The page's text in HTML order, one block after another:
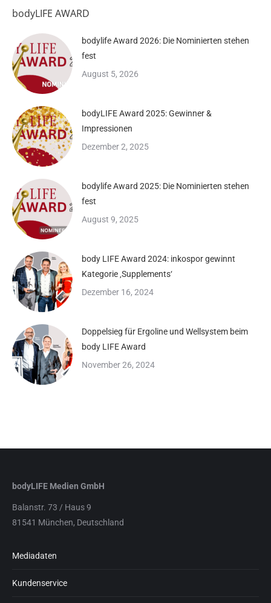
bodyLIFE AWARD
bodylife Award 2026: Die Nominierten stehen
fest
August 5, 2026
bodyLIFE Award 2025: Gewinner &
Impressionen
Dezember 2, 2025
bodylife Award 2025: Die Nominierten stehen
fest
August 9, 2025
body LIFE Award 2024: inkospor gewinnt
Kategorie ‚Supplements‘
Dezember 16, 2024
Doppelsieg für Ergoline und Wellsystem beim
body LIFE Award
November 26, 2024
bodyLIFE Medien GmbH
Balanstr. 73 / Haus 9
81541 München, Deutschland
Mediadaten
Kundenservice